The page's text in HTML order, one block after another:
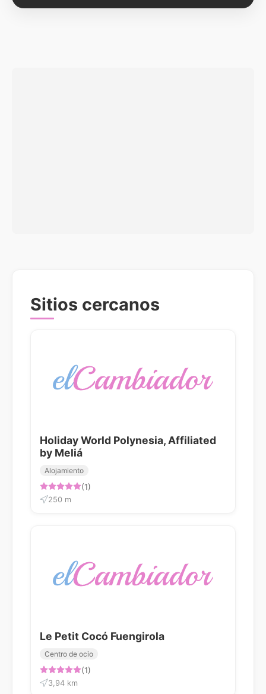
Sitios cercanos
Holiday World Polynesia, Affiliated
by Meliá
Alojamiento
(1)
250 m
Le Petit Cocó Fuengirola
Centro de ocio
(1)
3,94 km